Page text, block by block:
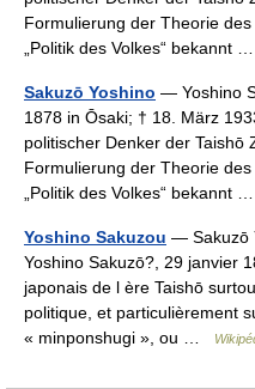
Formulierung der Theorie
„Politik des Volkes“ bekannt
Sakuzō Yoshino — Yoshino
1878 in Ōsaki; † 18. März
politischer Denker der Taishō
Formulierung der Theorie
„Politik des Volkes“ bekannt
Yoshino Sakuzou — Sakuzō
Yoshino Sakuzō?, 29 janvier
japonais de l ère Taishō
politique, et particulièrement
« minponshugi », ou …